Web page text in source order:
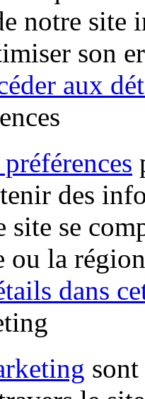
notre site
son
aux
des
site se
ou la
dans